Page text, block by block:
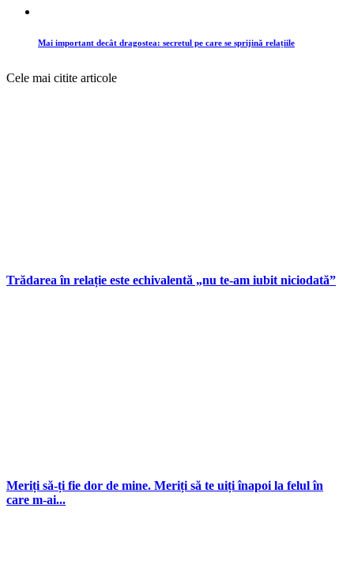
Mai important decât dragostea: secretul pe care se sprijină relațiile
Cele mai citite articole
Trădarea în relație este echivalentă „nu te-am iubit niciodată”
Meriți să-ți fie dor de mine. Meriți să te uiți înapoi la felul în
care m-ai...